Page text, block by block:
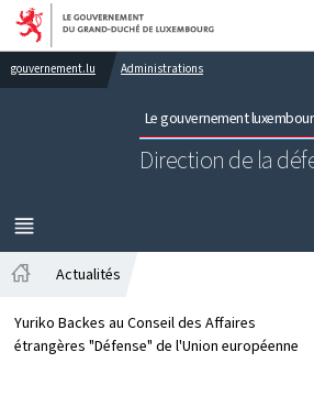
Aller au menu
Aller au contenu
gouvernement.lu Administrations
Le gouvernement
Direction de la
MENU
PRINCIPAL
Actualités
Yuriko Backes au Conseil des Affaires
étrangères "Défense" de l'Union européenne